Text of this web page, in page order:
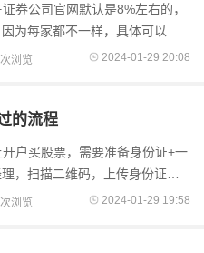
券公司官网默认是8%左右的，
为每家都不一样，具体可以低
经理协商的，现在网上开户现
浏览 2024-01-29 20:08
的流程
户买股票，需要准备身份证+一
，扫描二维码，上传身份证正
行卡、设置您的交易密码；最
浏览 2024-01-29 19:58